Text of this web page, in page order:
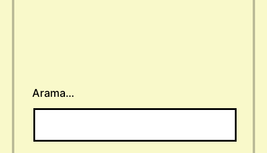
Arama…